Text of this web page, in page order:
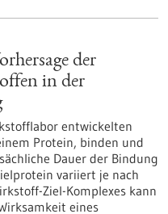
der
in der
entwickelten
Protein, binden und
Dauer der Bindung
variiert je nach
Ziel-Komplexes kann
eines